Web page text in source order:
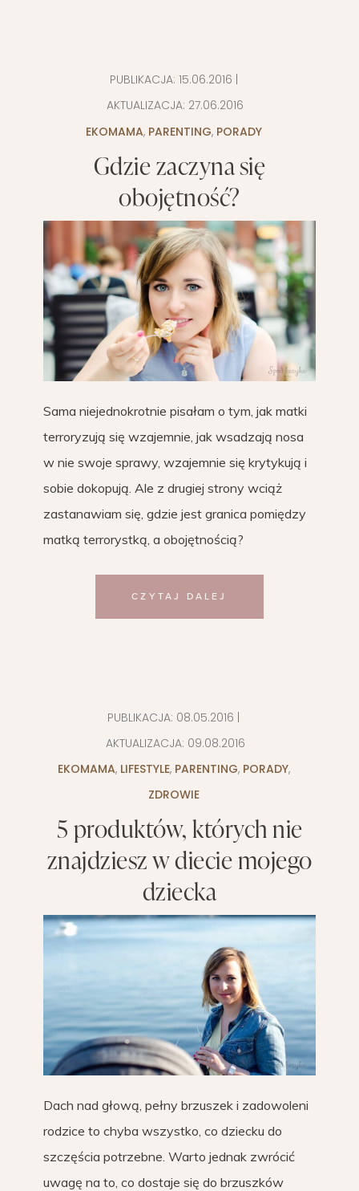
PUBLIKACJA: 15.06.2016
AKTUALIZACJA: 27.06.2016
EKOMAMA, PARENTING, PORADY
Gdzie zaczyna się
obojętność?
Sama niejednokrotnie pisałam o tym, jak matki
terroryzują się wzajemnie, jak wsadzają nosa
w nie swoje sprawy, wzajemnie się krytykują i
sobie dokopują. Ale z drugiej strony wciąż
zastanawiam się, gdzie jest granica pomiędzy
matką terrorystką, a obojętnością?
CZYTAJ DALEJ
PUBLIKACJA: 08.05.2016
AKTUALIZACJA: 09.08.2016
EKOMAMA, LIFESTYLE, PARENTING, PORADY,
ZDROWIE
5 produktów, których nie
znajdziesz w diecie mojego
dziecka
Dach nad głową, pełny brzuszek i zadowoleni
rodzice to chyba wszystko, co dziecku do
szczęścia potrzebne. Warto jednak zwrócić
uwagę na to, co dostaje się do brzuszków